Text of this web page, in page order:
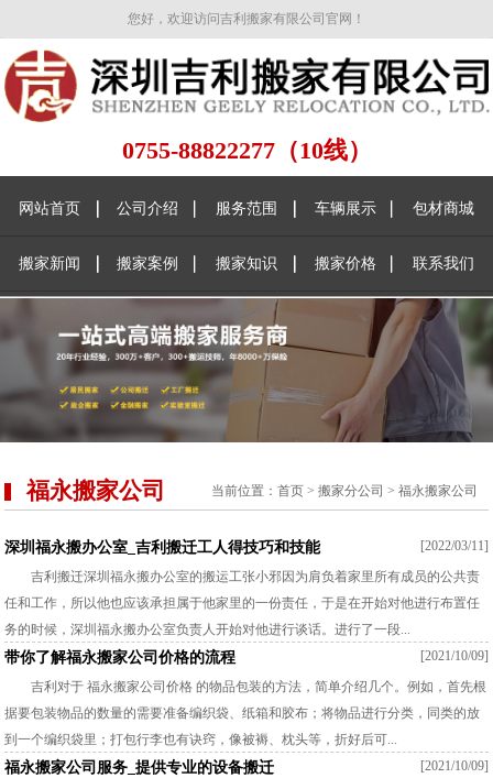
您好，欢迎访问吉利搬家有限公司官网！
0755-88822277（10线）
网站首页 公司介绍 服务范围 车辆展示 包材商城
搬家新闻 搬家案例 搬家知识 搬家价格 联系我们
福永搬家公司 当前位置： 首页> 搬家分公司 > 福永搬家公司
深圳福永搬办公室_吉利搬迁工人得技巧和技能
[2022/03/11]
吉利搬迁深圳福永搬办公室的搬运工张小邪因为肩负着家里所有成员的公共责
任和工作，所以他也应该承担属于他家里的一份责任，于是在开始对他进行布置任
务的时候，深圳福永搬办公室负责人开始对他进行谈话。进行了一段...
带你了解福永搬家公司价格的流程
[2021/10/09]
吉利对于 福永搬家公司价格 的物品包装的方法，简单介绍几个。例如，首先根
据要包装物品的数量的需要准备编织袋、纸箱和胶布；将物品进行分类，同类的放
到一个编织袋里；打包行李也有诀窍，像被褥、枕头等，折好后可...
福永搬家公司服务_提供专业的设备搬迁
[2021/10/09]